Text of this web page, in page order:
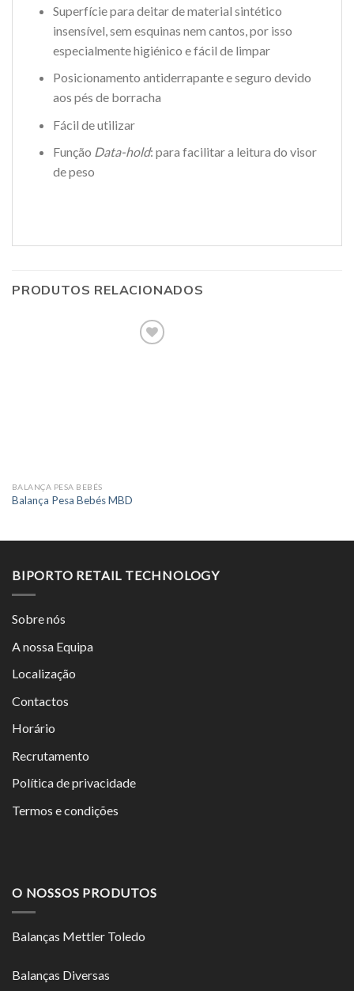
Superfície para deitar de material sintético
insensível, sem esquinas nem cantos, por isso
especialmente higiénico e fácil de limpar
Posicionamento antiderrapante e seguro devido
aos pés de borracha
Fácil de utilizar
Função Data-hold: para facilitar a leitura do visor
de peso
PRODUTOS RELACIONADOS
BALANÇA PESA BEBÉS
Balança Pesa Bebés MBD
BIPORTO RETAIL TECHNOLOGY
Sobre nós
A nossa Equipa
Localização
Contactos
Horário
Recrutamento
Política de privacidade
Termos e condições
O NOSSOS PRODUTOS
Balanças Mettler Toledo
Balanças Diversas